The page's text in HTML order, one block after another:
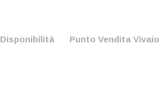
Disponibilità Punto Vendita Vivaio